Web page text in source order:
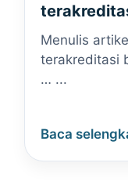
Menulis
terakreditasi
… ...
Baca